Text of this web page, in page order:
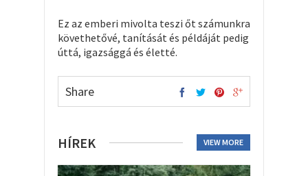
Ez az emberi mivolta teszi őt számunkra
követhetővé, tanítását és példáját pedig
úttá, igazsággá és életté.
Share
HÍREK VIEW MORE